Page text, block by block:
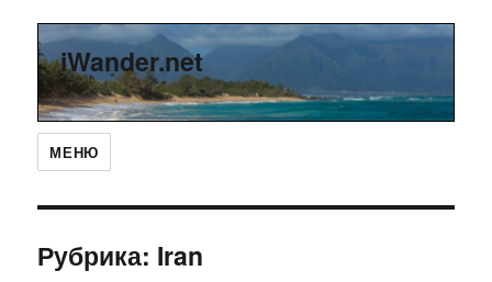
iWander.net
МЕНЮ
Рубрика: Iran